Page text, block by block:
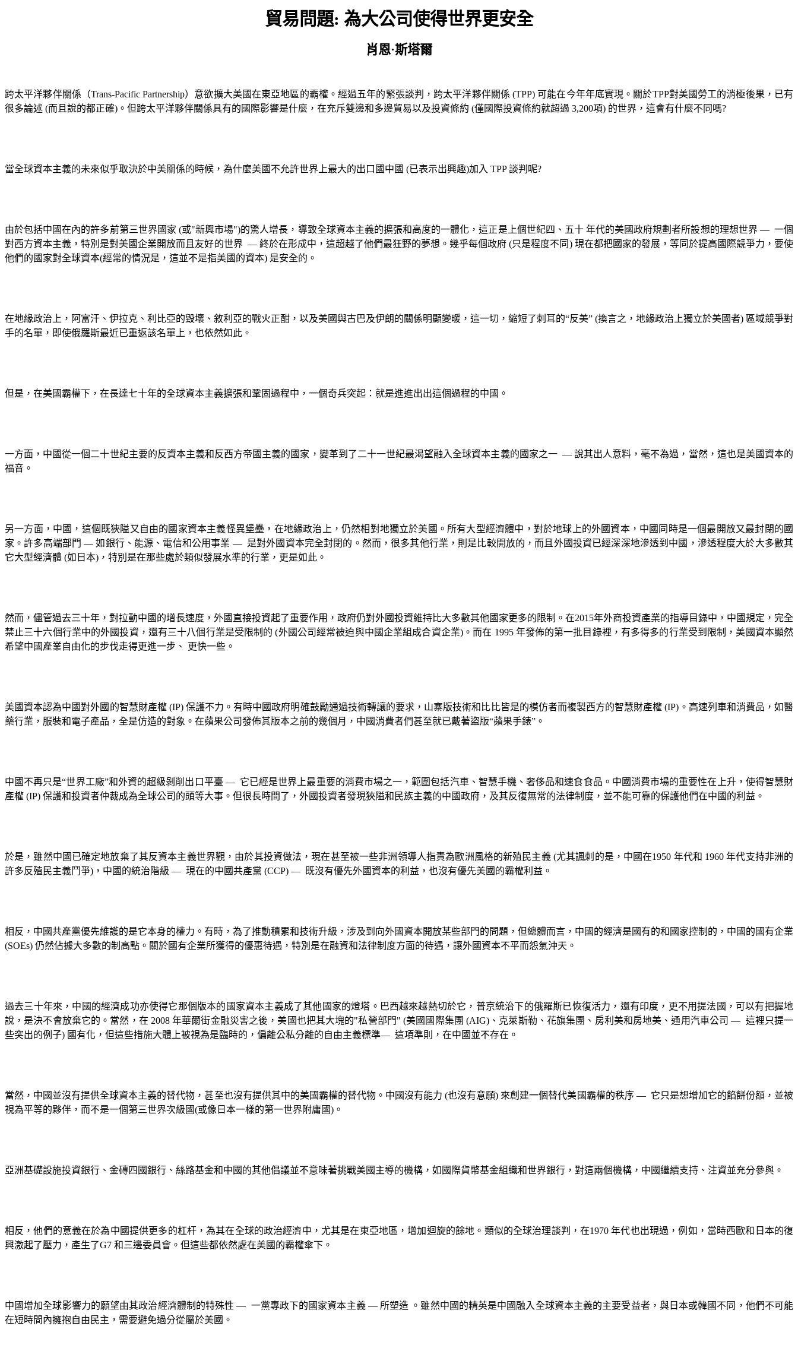
貿易問題: 為大公司使得世界更安全
肖恩·斯塔爾
跨太平洋夥伴關係（Trans-Pacific Partnership）意欲擴大美國在東亞地區的霸權。經過五年的緊張談判，跨太平洋夥伴關係 (TPP)可能在今年年底實現。關於TPP對美國勞工的消極後果，已有
很多論述 (而且說的都正確) 。但跨太平洋夥伴關係具有的國際影響是什麼，在充斥雙邊和多邊貿易以及投資條約 (僅國際投資條約就超過 3,200項) 的世界，這會有什麼不同嗎?
當全球資本主義的未來似乎取決於中美關係的時候，為什麼美國不允許世界上最大的出口國中國 (已表示出興趣)加入 TPP談判呢?
由於包括中國在內的許多前第三世界國家 (或"新興市場")的驚人增長，導致全球資本主義的擴張和高度的一體化，這正是上個世紀四、五十 年代的美國政府規劃者所設想的理想世界 — 一個
對西方資本主義，特別是對美國企業開放而且友好的世界 — 終於在形成中，這超越了他們最狂野的夢想。幾乎每個政府 (只是程度不同 ) 現在都把國家的發展，等同於提高國際競爭力，要使
他們的國家對全球資本(經常的情況是，這並不是指美國的資本) 是安全的。
在地緣政治上，阿富汗、伊拉克、利比亞的毀壞、敘利亞的戰火正酣，以及美國與古巴及伊朗的關係明顯變暖，這一切，縮短了刺耳的“反美” (換言之，地緣政治上獨立於美國者) 區域競爭對
手的名單，即使俄羅斯最近已重返該名單上，也依然如此。
但是，在美國霸權下，在長達七十年的全球資本主義擴張和鞏固過程中，一個奇兵突起：就是進進出出這個過程的中國。
一方面，中國從一個二十世紀主要的反資本主義和反西方帝國主義的國家，變革到了二十一世紀最渴望融入全球資本主義的國家之一— 說其出人意料，毫不為過，當然，這也是美國資本的
福音。
另一方面，中國，這個既狹隘又自由的國家資本主義怪異堡壘，在地緣政治上，仍然相對地獨立於美國。所有大型經濟體中，對於地球上的外國資本，中國同時是一個最開放又最封閉的國
家。許多高端部門 —如銀行、能源、電信和公用事業 — 是對外國資本完全封閉的。然而，很多其他行業，則是比較開放的，而且外國投資已經深深地滲透到中國，滲透程度大於大多數其
它大型經濟體 (如日本) ，特別是在那些處於類似發展水準的行業，更是如此。
然而，儘管過去三十年，對拉動中國的增長速度，外國直接投資起了重要作用，政府仍對外國投資維持比大多數其他國家更多的限制。在2015年外商投資產業的指導目錄中，中國規定，完全
禁止三十六個行業中的外國投資，還有三十八個行業是受限制的 (外國公司經常被迫與中國企業組成合資企業)。而在 1995 年發佈的第一批目錄裡，有多得多的行業受到限制，美國資本顯然
希望中國產業自由化的步伐走得更進一步、 更快一些。
美國資本認為中國對外國的智慧財產權(IP) 保護不力。有時中國政府明確鼓勵通過技術轉讓的要求，山寨版技術和比比皆是的模仿者而複製西方的智慧財產權 (IP) 。高速列車和消費品，如醫
藥行業，服裝和電子產品，全是仿造的對象。在蘋果公司發佈其版本之前的幾個月，中國消費者們甚至就已戴著盜版“蘋果手錶”。
中國不再只是“世界工廠”和外資的超級剝削出口平臺 — 它已經是世界上最重要的消費市場之一，範圍包括汽車、智慧手機、奢侈品和速食食品。中國消費市場的重要性在上升，使得智慧財
產權 (IP) 保護和投資者仲裁成為全球公司的頭等大事。但很長時間了，外國投資者發現狹隘和民族主義的中國政府，及其反復無常的法律制度，並不能可靠的保護他們在中國的利益。
於是，雖然中國已確定地放棄了其反資本主義世界觀，由於其投資做法，現在甚至被一些非洲領導人指責為歐洲風格的新殖民主義(尤其諷刺的是，中國在1950 年代和 1960年代支持非洲的
許多反殖民主義鬥爭) ，中國的統治階級 — 現在的中國共產黨 (CCP) — 既沒有優先外國資本的利益，也沒有優先美國的霸權利益。
相反，中國共產黨優先維護的是它本身的權力。有時，為了推動積累和技術升級，涉及到向外國資本開放某些部門的問題，但總體而言，中國的經濟是國有的和國家控制的，中國的國有企業
(SOEs) 仍然佔據大多數的制高點。關於國有企業所獲得的優惠待遇，特別是在融資和法律制度方面的待遇，讓外國資本不平而怨氣沖天。
過去三十年來，中國的經濟成功亦使得它那個版本的國家資本主義成了其他國家的燈塔。巴西越來越熱切於它，普京統治下的俄羅斯已恢復活力，還有印度，更不用提法國，可以有把握地
說，是決不會放棄它的。當然，在 2008年華爾街金融災害之後，美國也把其大塊的"私營部門" (美國國際集團 (AIG) 、克萊斯勒、花旗集團、房利美和房地美、通用汽車公司 — 這裡只提一
些突出的例子) 國有化，但這些措施大體上被視為是臨時的，偏離公私分離的自由主義標準— 這項準則，在中國並不存在。
當然，中國並沒有提供全球資本主義的替代物，甚至也沒有提供其中的美國霸權的替代物。中國沒有能力 (也沒有意願) 來創建一個替代美國霸權的秩序— 它只是想增加它的餡餅份額，並被
視為平等的夥伴，而不是一個第三世界次級國(或像日本一樣的第一世界附庸國) 。
亞洲基礎設施投資銀行、金磚四國銀行、絲路基金和中國的其他倡議並不意味著挑戰美國主導的機構，如國際貨幣基金組織和世界銀行，對這兩個機構，中國繼續支持、注資並充分參與。
相反，他們的意義在於為中國提供更多的杠杆，為其在全球的政治經濟中，尤其是在東亞地區，增加迴旋的餘地。類似的全球治理談判，在1970年代也出現過，例如，當時西歐和日本的復
興激起了壓力，產生了G7 和三邊委員會。但這些都依然處在美國的霸權傘下。
中國增加全球影響力的願望由其政治經濟體制的特殊性 — 一黨專政下的國家資本主義— 所塑造 。雖然中國的精英是中國融入全球資本主義的主要受益者，與日本或韓國不同，他們不可能
在短時間內擁抱自由民主，需要避免過分從屬於美國。